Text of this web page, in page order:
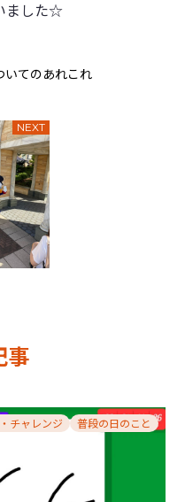
ました☆
いてのあれこれ
NEXT
事
チャレンジ 普段の日のこと